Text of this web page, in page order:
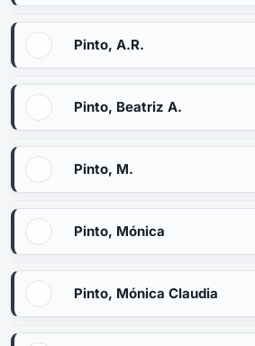
Pinto, A.R.
Pinto, Beatriz A.
Pinto, M.
Pinto, Mónica
Pinto, Mónica Claudia